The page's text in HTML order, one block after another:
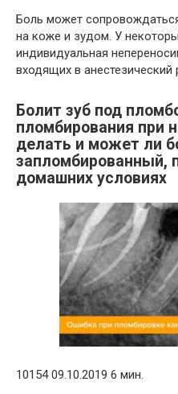
Боль может
на коже и зудом. У
индивидуальная
входящих в анестезический
Болит зуб под
пломбирования при
делать и может ли
запломбированный,
домашних условиях
10154 09.10.2019 6 мин.